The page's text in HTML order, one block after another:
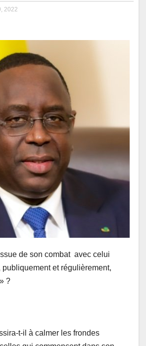
2022
de son combat avec celui
et régulièrement,
» ?
t-il à calmer les frondes